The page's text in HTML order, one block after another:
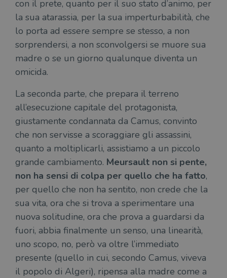
con il prete, quanto per il suo stato d’animo, per
la sua atarassia, per la sua imperturbabilità, che
lo porta ad essere sempre se stesso, a non
sorprendersi, a non sconvolgersi se muore sua
madre o se un giorno qualunque diventa un
omicida.
La seconda parte, che prepara il terreno
all’esecuzione capitale del protagonista,
giustamente condannata da Camus, convinto
che non servisse a scoraggiare gli assassini,
quanto a moltiplicarli, assistiamo a un piccolo
grande cambiamento. Meursault non si pente,
non ha sensi di colpa per quello che ha fatto,
per quello che non ha sentito, non crede che la
sua vita, ora che si trova a sperimentare una
nuova solitudine, ora che prova a guardarsi da
fuori, abbia finalmente un senso, una linearità,
uno scopo, no, però va oltre l’immediato
presente (quello in cui, secondo Camus, viveva
il popolo di Algeri), ripensa alla madre come a
Inc.
wordpress_sec_[hash]
.illibraio.it
wordpress_logged_in_[hash]
.illibraio.it Sessione
CookieScriptConsent
CookieScript
1 mese
msToken
.tiktok.com
settimana
3 giorni